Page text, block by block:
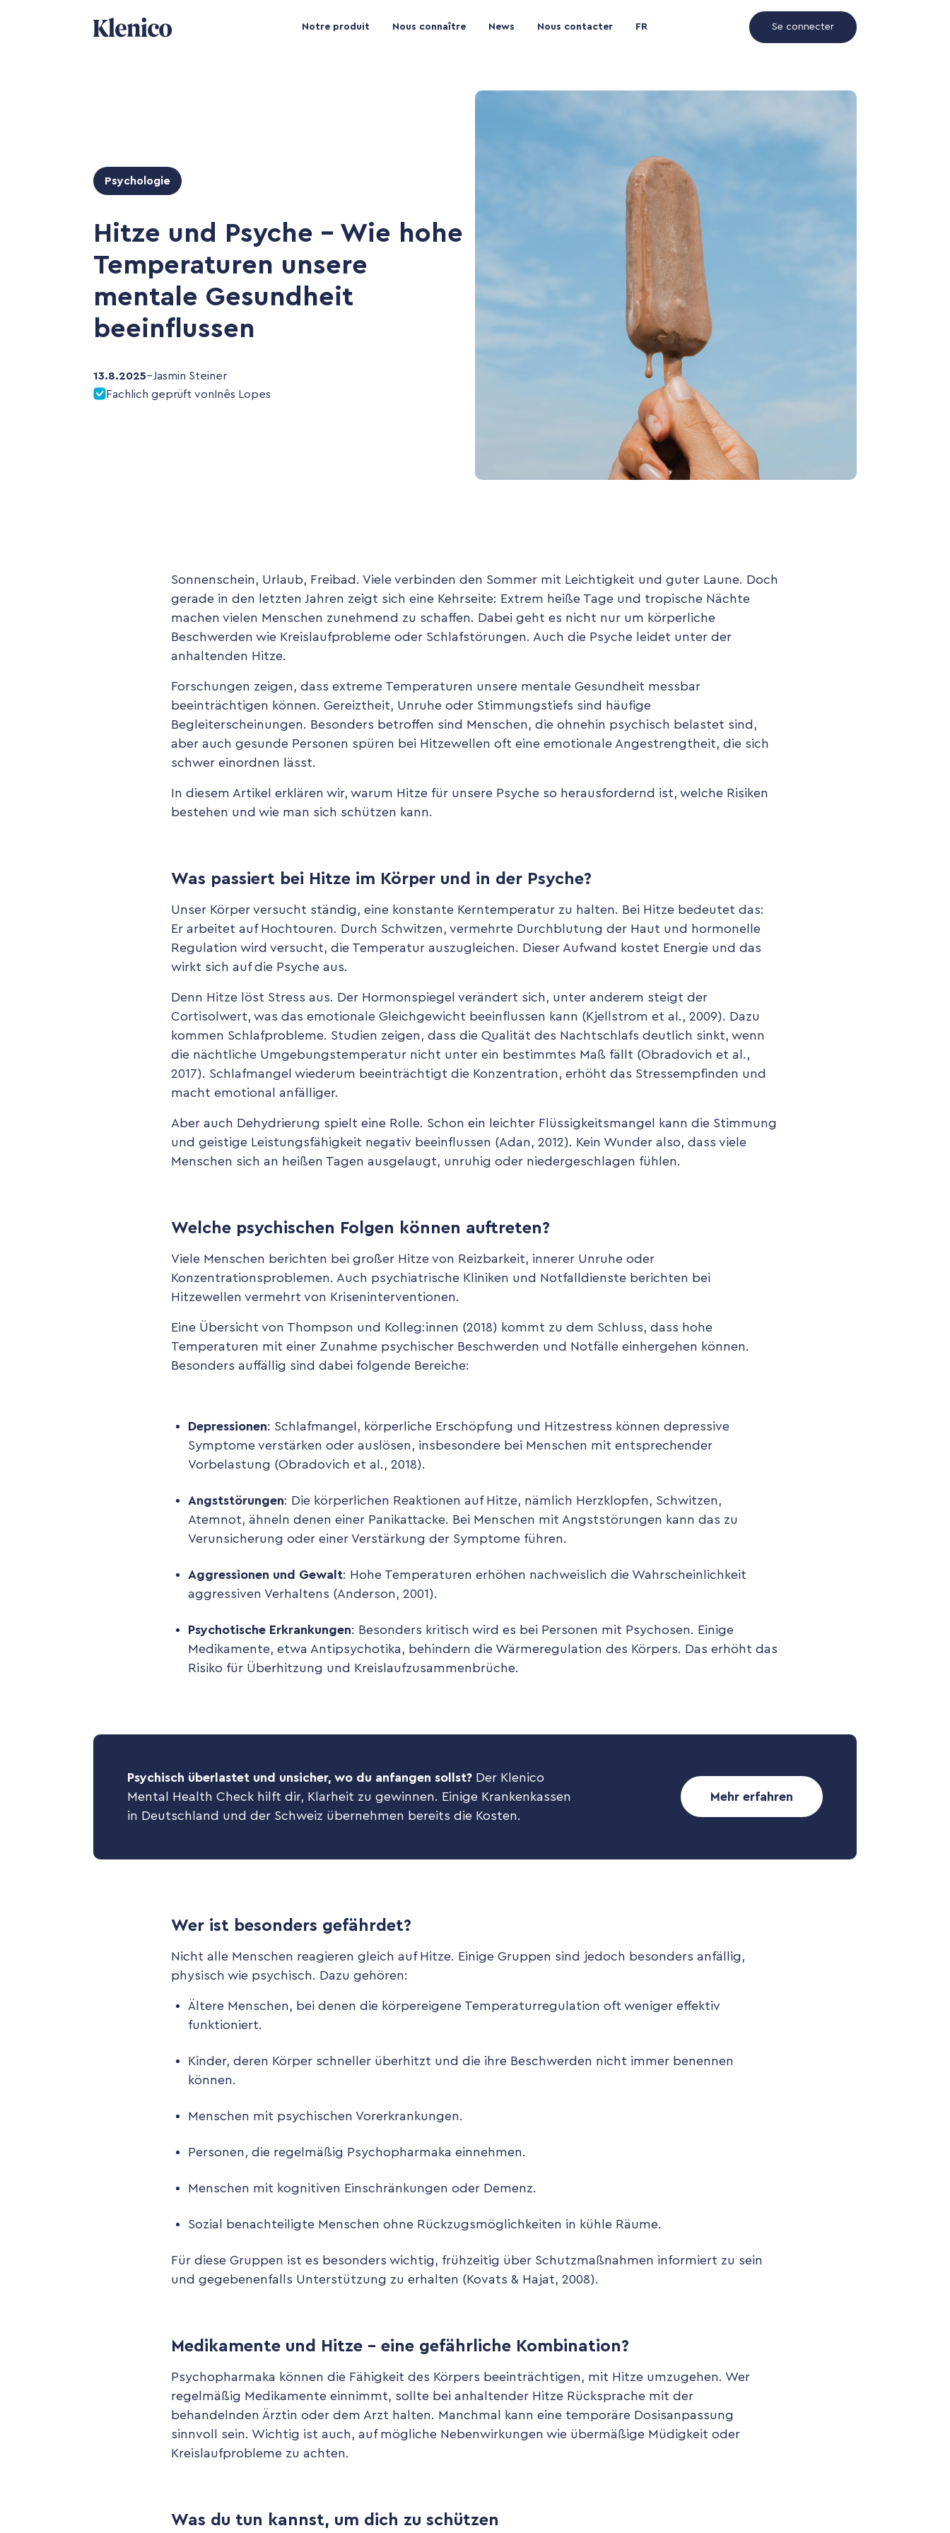
Notre produit Nous connaître News Nous contacter FR Se connecter
Psychologie
Hitze und Psyche – Wie hohe
Temperaturen unsere
mentale Gesundheit
beeinflussen
13.8.2025–Jasmin Steiner
Fachlich geprüft von Inês Lopes
Sonnenschein, Urlaub, Freibad. Viele verbinden den Sommer mit Leichtigkeit und guter Laune. Doch
gerade in den letzten Jahren zeigt sich eine Kehrseite: Extrem heiße Tage und tropische Nächte
machen vielen Menschen zunehmend zu schaffen. Dabei geht es nicht nur um körperliche
Beschwerden wie Kreislaufprobleme oder Schlafstörungen. Auch die Psyche leidet unter der
anhaltenden Hitze.
Forschungen zeigen, dass extreme Temperaturen unsere mentale Gesundheit messbar
beeinträchtigen können. Gereiztheit, Unruhe oder Stimmungstiefs sind häufige
Begleiterscheinungen. Besonders betroffen sind Menschen, die ohnehin psychisch belastet sind,
aber auch gesunde Personen spüren bei Hitzewellen oft eine emotionale Angestrengtheit, die sich
schwer einordnen lässt.
In diesem Artikel erklären wir, warum Hitze für unsere Psyche so herausfordernd ist, welche Risiken
bestehen und wie man sich schützen kann.
Was passiert bei Hitze im Körper und in der Psyche?
Unser Körper versucht ständig, eine konstante Kerntemperatur zu halten. Bei Hitze bedeutet das:
Er arbeitet auf Hochtouren. Durch Schwitzen, vermehrte Durchblutung der Haut und hormonelle
Regulation wird versucht, die Temperatur auszugleichen. Dieser Aufwand kostet Energie und das
wirkt sich auf die Psyche aus.
Denn Hitze löst Stress aus. Der Hormonspiegel verändert sich, unter anderem steigt der
Cortisolwert, was das emotionale Gleichgewicht beeinflussen kann (Kjellstrom et al., 2009). Dazu
kommen Schlafprobleme. Studien zeigen, dass die Qualität des Nachtschlafs deutlich sinkt, wenn
die nächtliche Umgebungstemperatur nicht unter ein bestimmtes Maß fällt (Obradovich et al.,
2017). Schlafmangel wiederum beeinträchtigt die Konzentration, erhöht das Stressempfinden und
macht emotional anfälliger.
Aber auch Dehydrierung spielt eine Rolle. Schon ein leichter Flüssigkeitsmangel kann die Stimmung
und geistige Leistungsfähigkeit negativ beeinflussen (Adan, 2012). Kein Wunder also, dass viele
Menschen sich an heißen Tagen ausgelaugt, unruhig oder niedergeschlagen fühlen.
Welche psychischen Folgen können auftreten?
Viele Menschen berichten bei großer Hitze von Reizbarkeit, innerer Unruhe oder
Konzentrationsproblemen. Auch psychiatrische Kliniken und Notfalldienste berichten bei
Hitzewellen vermehrt von Kriseninterventionen.
Eine Übersicht von Thompson und Kolleg:innen (2018) kommt zu dem Schluss, dass hohe
Temperaturen mit einer Zunahme psychischer Beschwerden und Notfälle einhergehen können.
Besonders auffällig sind dabei folgende Bereiche:
Depressionen: Schlafmangel, körperliche Erschöpfung und Hitzestress können depressive
Symptome verstärken oder auslösen, insbesondere bei Menschen mit entsprechender
Vorbelastung (Obradovich et al., 2018).
Angststörungen: Die körperlichen Reaktionen auf Hitze, nämlich Herzklopfen, Schwitzen,
Atemnot, ähneln denen einer Panikattacke. Bei Menschen mit Angststörungen kann das zu
Verunsicherung oder einer Verstärkung der Symptome führen.
Aggressionen und Gewalt: Hohe Temperaturen erhöhen nachweislich die Wahrscheinlichkeit
aggressiven Verhaltens (Anderson, 2001).
Psychotische Erkrankungen: Besonders kritisch wird es bei Personen mit Psychosen. Einige
Medikamente, etwa Antipsychotika, behindern die Wärmeregulation des Körpers. Das erhöht das
Risiko für Überhitzung und Kreislaufzusammenbrüche.
Psychisch überlastet und unsicher, wo du anfangen sollst? Der Klenico
Mental Health Check hilft dir, Klarheit zu gewinnen. Einige Krankenkassen
in Deutschland und der Schweiz übernehmen bereits die Kosten.
Mehr erfahren
Wer ist besonders gefährdet?
Nicht alle Menschen reagieren gleich auf Hitze. Einige Gruppen sind jedoch besonders anfällig,
physisch wie psychisch. Dazu gehören:
Ältere Menschen, bei denen die körpereigene Temperaturregulation oft weniger effektiv
funktioniert.
Kinder, deren Körper schneller überhitzt und die ihre Beschwerden nicht immer benennen
können.
Menschen mit psychischen Vorerkrankungen.
Personen, die regelmäßig Psychopharmaka einnehmen.
Menschen mit kognitiven Einschränkungen oder Demenz.
Sozial benachteiligte Menschen ohne Rückzugsmöglichkeiten in kühle Räume.
Für diese Gruppen ist es besonders wichtig, frühzeitig über Schutzmaßnahmen informiert zu sein
und gegebenenfalls Unterstützung zu erhalten (Kovats & Hajat, 2008).
Medikamente und Hitze – eine gefährliche Kombination?
Psychopharmaka können die Fähigkeit des Körpers beeinträchtigen, mit Hitze umzugehen. Wer
regelmäßig Medikamente einnimmt, sollte bei anhaltender Hitze Rücksprache mit der
behandelnden Ärztin oder dem Arzt halten. Manchmal kann eine temporäre Dosisanpassung
sinnvoll sein. Wichtig ist auch, auf mögliche Nebenwirkungen wie übermäßige Müdigkeit oder
Kreislaufprobleme zu achten.
Was du tun kannst, um dich zu schützen